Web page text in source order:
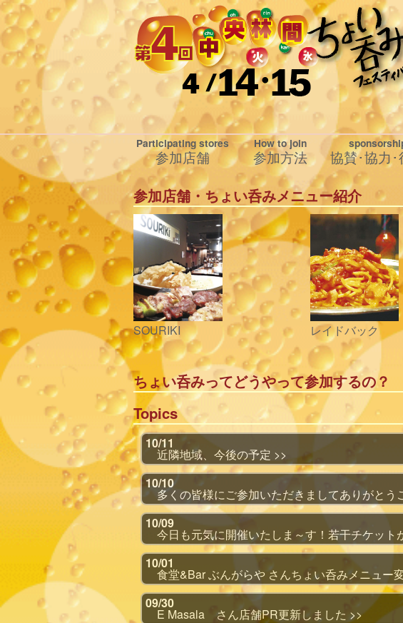
Participating stores
参加店舗
How to join
参加方法 協賛･協力･
参加店舗・ちょい呑みメニュー紹介
SOURIKI レイドバック
ちょい呑みってどうやって参加するの？
Topics
10/11
近隣地域、今後の予定 >>
10/10
多くの皆様にご参加いただきましてありがとう
10/09
今日も元気に開催いたしま～す！若干チケット
10/01
食堂&Bar ぶんがらや さんちょい呑みメニュー
09/30
E Masala さん店舗PR更新しました >>